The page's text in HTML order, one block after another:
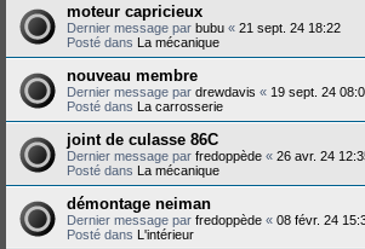
moteur capricieux
Dernier message par bubu « 21 sept. 24 18:22
Posté dans La mécanique
nouveau membre
Dernier message par drewdavis « 19 sept. 24
Posté dans La carrosserie
joint de culasse 86C
Dernier message par fredoppède « 26 avr. 24
Posté dans La mécanique
démontage neiman
Dernier message par fredoppède « 08 févr. 24
Posté dans L'intérieur